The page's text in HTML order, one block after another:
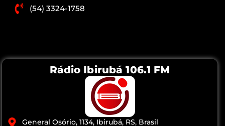
(54) 3324-1758
Rádio Ibirubá 106.1 FM
General Osório, 1134, Ibirubá, RS, Brasil